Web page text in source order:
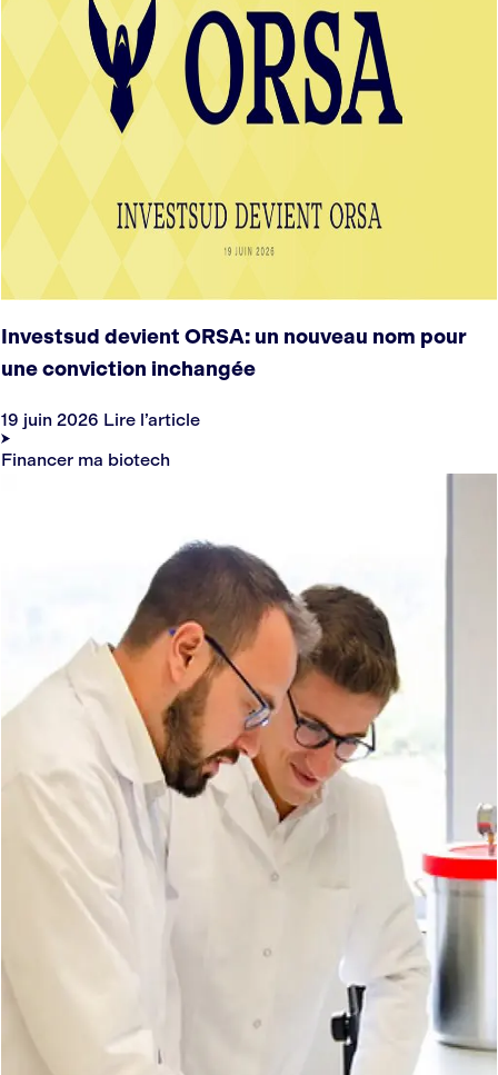
Investsud devient ORSA: un nouveau nom pour
une conviction inchangée
19 juin 2026 Lire l’article
Financer ma biotech